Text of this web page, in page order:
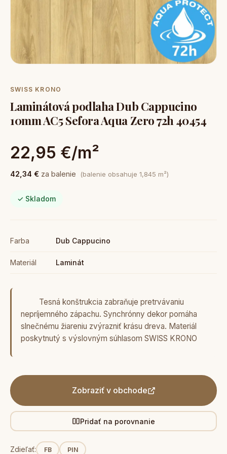
SWISS KRONO
Laminátová podlaha Dub Cappucino
10mm AC5 Sefora Aqua Zero 72h 40454
22,95 €/m²
42,34 € za balenie (balenie obsahuje 1,845 m²)
✓ Skladom
Farba Dub Cappucino
Materiál Laminát
Tesná konštrukcia zabraňuje pretrvávaniu
nepríjemného zápachu. Synchrónny dekor pomáha
slnečnému žiareniu zvýrazniť krásu dreva. Materiál
poskytnutý s výslovným súhlasom SWISS KRONO
Zobraziť v obchode
Pridať na porovnanie
Zdieľať: FB PIN